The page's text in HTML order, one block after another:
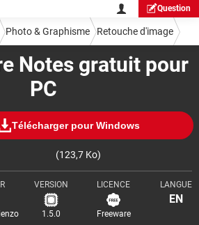
Question
Notes gratuit pour
PC
Télécharger pour Windows
(123,7 Ko)
VERSION
1.5.0
LICENCE
Freeware
LANGUE
EN
Photo & Graphisme Retouche d'image